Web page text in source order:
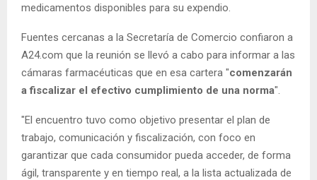
medicamentos disponibles para su expendio.
Fuentes cercanas a la Secretaría de Comercio confiaron a
A24.com que la reunión se llevó a cabo para informar a las
cámaras farmacéuticas que en esa cartera "comenzarán
a fiscalizar el efectivo cumplimiento de una norma".
"El encuentro tuvo como objetivo presentar el plan de
trabajo, comunicación y fiscalización, con foco en
garantizar que cada consumidor pueda acceder, de forma
ágil, transparente y en tiempo real, a la lista actualizada de